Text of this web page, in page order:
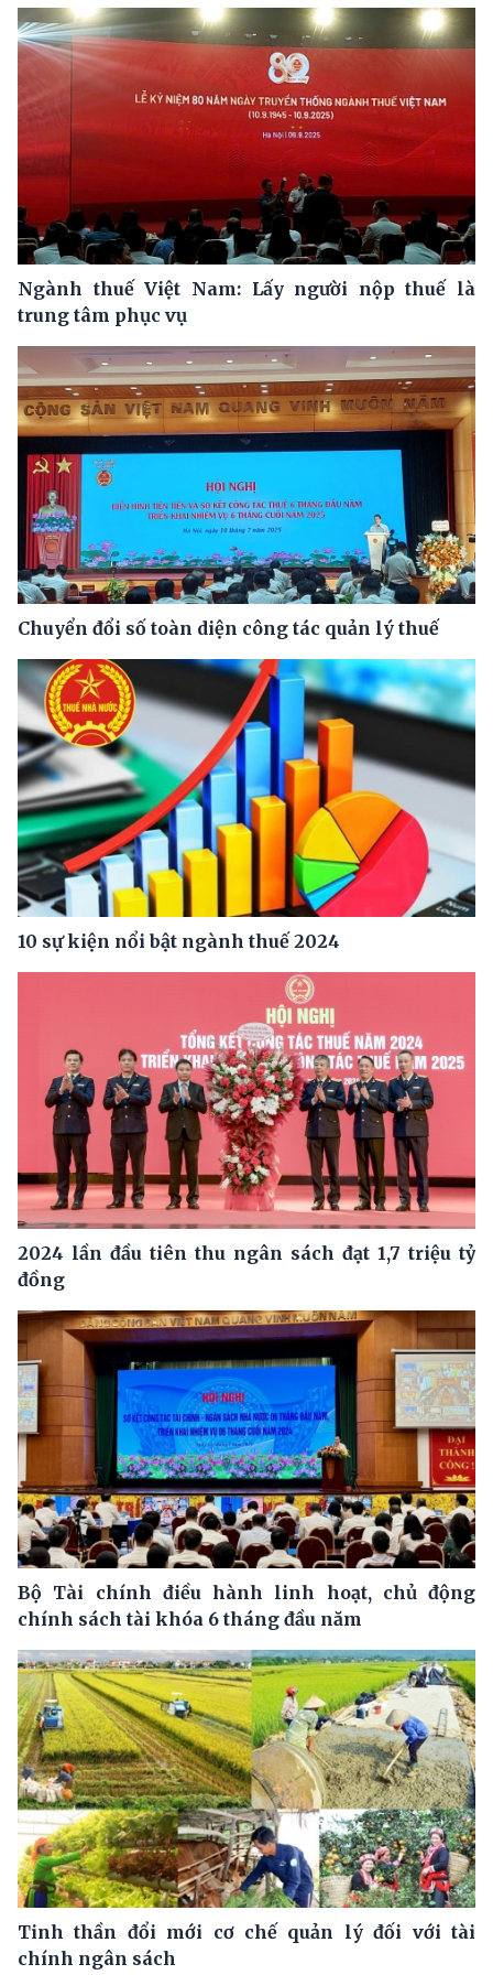
Ngành thuế Việt Nam: Lấy người nộp thuế là
trung tâm phục vụ
Chuyển đổi số toàn diện công tác quản lý thuế
10 sự kiện nổi bật ngành thuế 2024
2024 lần đầu tiên thu ngân sách đạt 1,7 triệu tỷ
đồng
Bộ Tài chính điều hành linh hoạt, chủ động
chính sách tài khóa 6 tháng đầu năm
Tinh thần đổi mới cơ chế quản lý đối với tài
chính ngân sách